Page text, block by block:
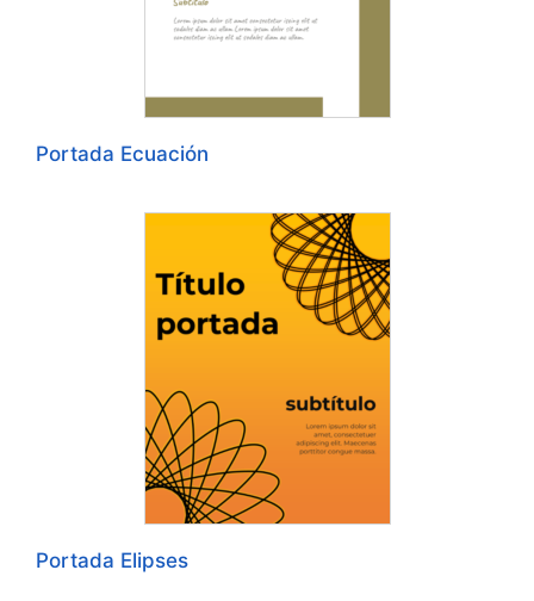
Portada Ecuación
Portada Elipses